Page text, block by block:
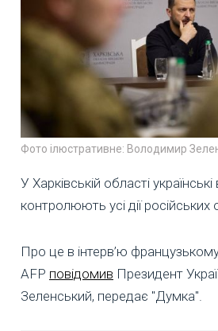
Фото ілюстративне: Володимир
У Харківській області українські
контролюють усі дії російських
Про це в інтерв’ю
AFP повідомив Президент
Зеленський, передає "Думка".